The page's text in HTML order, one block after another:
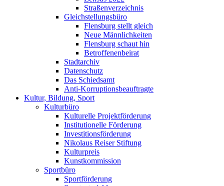
Straßenverzeichnis
Gleichstellungsbüro
Flensburg stellt gleich
Neue Männlichkeiten
Flensburg schaut hin
Betroffenenbeirat
Stadtarchiv
Datenschutz
Das Schiedsamt
Anti-Korruptionsbeauftragte
Kultur, Bildung, Sport
Kulturbüro
Kulturelle Projektförderung
Institutionelle Förderung
Investitionsförderung
Nikolaus Reiser Stiftung
Kulturpreis
Kunstkommission
Sportbüro
Sportförderung